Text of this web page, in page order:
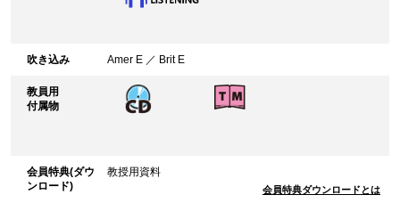
吹き込み Amer E ／ Brit E
教員用
付属物
会員特典(ダウ
ンロード)
教授用資料
会員特典ダウンロードとは